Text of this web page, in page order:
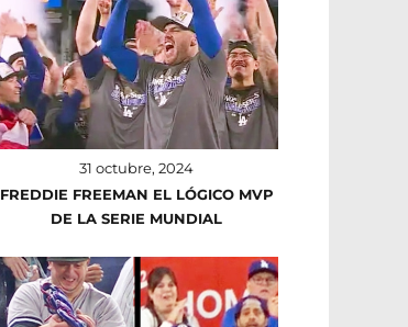
31 octubre, 2024
FREDDIE FREEMAN EL LÓGICO MVP
DE LA SERIE MUNDIAL